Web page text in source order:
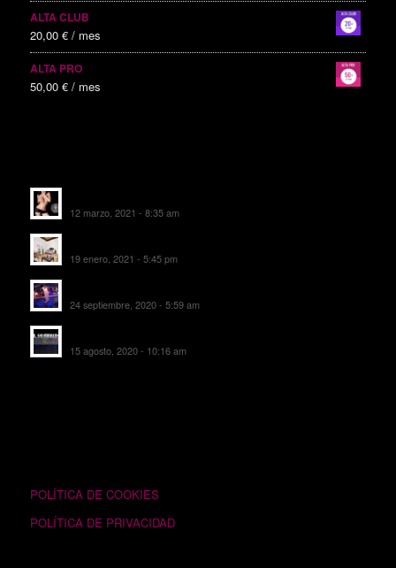
ALTA CLUB
20,00 € / mes
ALTA PRO
50,00 € / mes
12 marzo, 2021 - 8:35 am
19 enero, 2021 - 5:45 pm
24 septiembre, 2020 - 5:59 am
15 agosto, 2020 - 10:16 am
POLÍTICA DE COOKIES
POLÍTICA DE PRIVACIDAD